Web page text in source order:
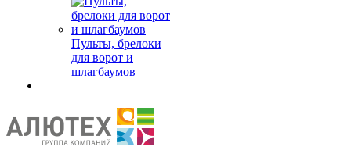
Пульты, брелоки
для ворот и
шлагбаумов